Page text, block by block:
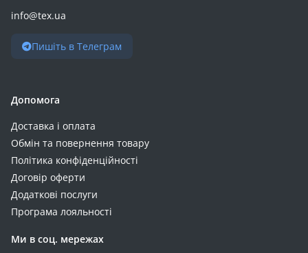
Ajax (+2)
Carspa (+2)
Emos (+2)
everActive (+2)
Fossibot (+2)
Hegel (+2)
LG (+2)
info@tex.ua
Пишіть в Телеграм
Допомога
Доставка і оплата
Обмін та повернення товару
Політика конфіденційності
Договір оферти
Додаткові послуги
Програма лояльності
Ми в соц. мережах